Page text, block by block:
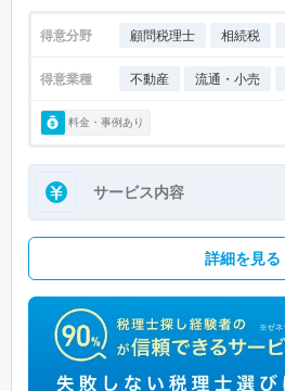
得意分野 顧問税理士 相続税
得意業種 不動産 流通・小売
料金・事例あり
サービス内容
詳細を見る